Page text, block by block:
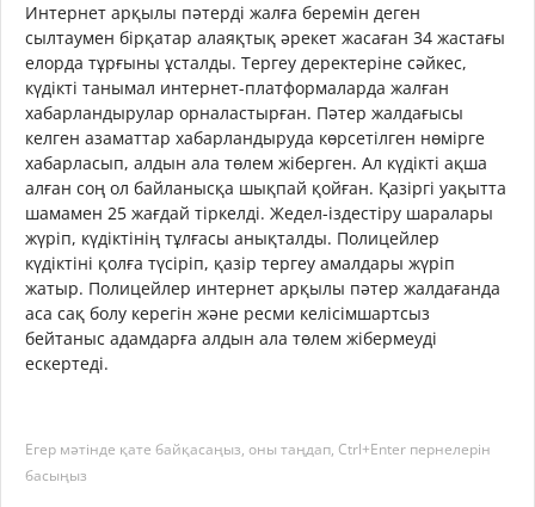
Интернет арқылы пәтерді жалға беремін деген
сылтаумен бірқатар алаяқтық әрекет жасаған 34 жастағы
елорда тұрғыны ұсталды. Тергеу деректеріне сәйкес,
күдікті танымал интернет-платформаларда жалған
хабарландырулар орналастырған. Пәтер жалдағысы
келген азаматтар хабарландыруда көрсетілген нөмірге
хабарласып, алдын ала төлем жіберген. Ал күдікті ақша
алған соң ол байланысқа шықпай қойған. Қазіргі уақытта
шамамен 25 жағдай тіркелді. Жедел-іздестіру шаралары
жүріп, күдіктінің тұлғасы анықталды. Полицейлер
күдіктіні қолға түсіріп, қазір тергеу амалдары жүріп
жатыр. Полицейлер интернет арқылы пәтер жалдағанда
аса сақ болу керегін және ресми келісімшартсыз
бейтаныс адамдарға алдын ала төлем жібермеуді
ескертеді.
Егер мәтінде қате байқасаңыз, оны таңдап, Ctrl+Enter пернелерін
басыңыз